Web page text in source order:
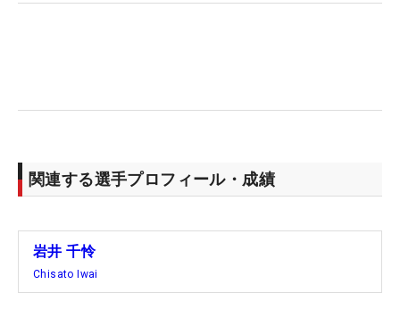
関連する選手プロフィール・成績
岩井 千怜
Chisato Iwai